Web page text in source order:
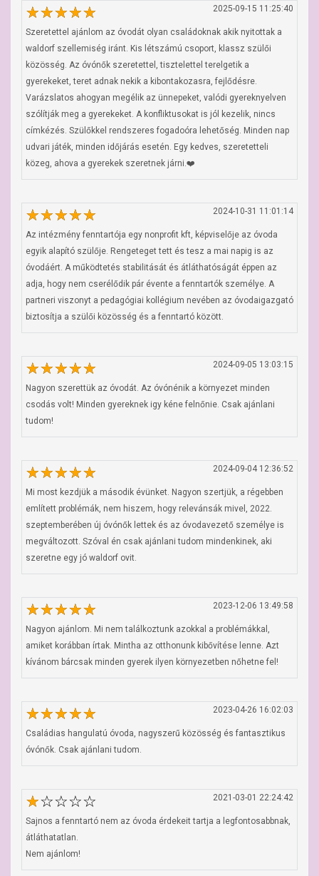
2025-09-15 11:25:40
Szeretettel ajánlom az óvodát olyan családoknak akik nyitottak a
waldorf szellemiség iránt. Kis létszámú csoport, klassz szülői
közösség. Az óvónők szeretettel, tisztelettel terelgetik a
gyerekeket, teret adnak nekik a kibontakozasra, fejlődésre.
Varázslatos ahogyan megélik az ünnepeket, valódi gyereknyelven
szólítják meg a gyerekeket. A konfliktusokat is jól kezelik, nincs
címkézés. Szülőkkel rendszeres fogadoóra lehetőség. Minden nap
udvari játék, minden időjárás esetén. Egy kedves, szeretetteli
közeg, ahova a gyerekek szeretnek járni.❤️
2024-10-31 11:01:14
Az intézmény fenntartója egy nonprofit kft, képviselője az óvoda
egyik alapító szülője. Rengeteget tett és tesz a mai napig is az
óvodáért. A működtetés stabilitását és átláthatóságát éppen az
adja, hogy nem cserélődik pár évente a fenntartók személye. A
partneri viszonyt a pedagógiai kollégium nevében az óvodaigazgató
biztosítja a szülői közösség és a fenntartó között.
2024-09-05 13:03:15
Nagyon szerettük az óvodát. Az óvónénik a környezet minden
csodás volt! Minden gyereknek igy kéne felnőnie. Csak ajánlani
tudom!
2024-09-04 12:36:52
Mi most kezdjük a második évünket. Nagyon szertjük, a régebben
említett problémák, nem hiszem, hogy relevánsák mivel, 2022.
szeptemberében új óvónők lettek és az óvodavezető személye is
megváltozott. Szóval én csak ajánlani tudom mindenkinek, aki
szeretne egy jó waldorf ovit.
2023-12-06 13:49:58
Nagyon ajánlom. Mi nem találkoztunk azokkal a problémákkal,
amiket korábban írtak. Mintha az otthonunk kibővítése lenne. Azt
kívánom bárcsak minden gyerek ilyen környezetben nőhetne fel!
2023-04-26 16:02:03
Családias hangulatú óvoda, nagyszerű közösség és fantasztikus
óvónők. Csak ajánlani tudom.
2021-03-01 22:24:42
Sajnos a fenntartó nem az óvoda érdekeit tartja a legfontosabbnak,
átláthatatlan.
Nem ajánlom!